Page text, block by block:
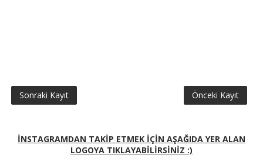
Sonraki Kayıt Önceki Kayıt
İNSTAGRAMDAN TAKİP ETMEK İÇİN AŞAĞIDA YER ALAN
LOGOYA TIKLAYABİLİRSİNİZ :)